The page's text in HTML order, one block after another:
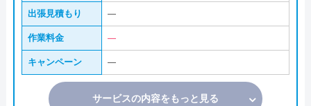
出張見積もり ―
作業料金 ―
キャンペーン ―
サービスの内容をもっと見る